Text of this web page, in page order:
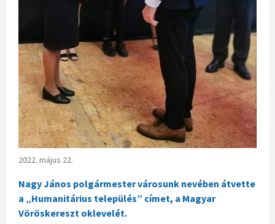
2022. május 22.
Nagy János polgármester városunk nevében átvette
a „Humanitárius település” címet, a Magyar
Vöröskereszt oklevelét.